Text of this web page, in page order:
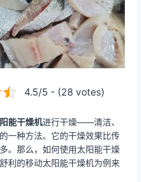
4.5/5 - (28 votes)
能干燥机进行干燥——清洁、
一种方法。它的干燥效果比传
。那么，如何使用太阳能干燥
利的移动太阳能干燥机为例来